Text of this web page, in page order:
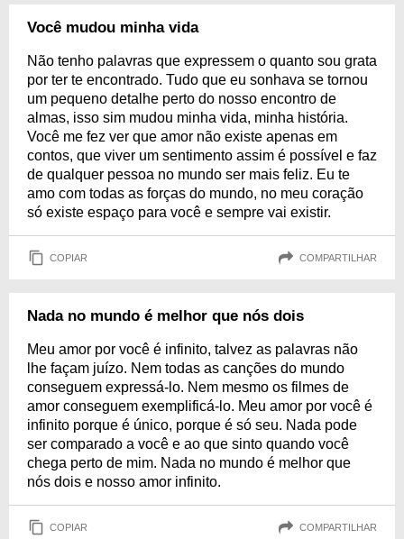
Você mudou minha vida
Não tenho palavras que expressem o quanto sou grata
por ter te encontrado. Tudo que eu sonhava se tornou
um pequeno detalhe perto do nosso encontro de
almas, isso sim mudou minha vida, minha história.
Você me fez ver que amor não existe apenas em
contos, que viver um sentimento assim é possível e faz
de qualquer pessoa no mundo ser mais feliz. Eu te
amo com todas as forças do mundo, no meu coração
só existe espaço para você e sempre vai existir.
COPIAR COMPARTILHAR
Nada no mundo é melhor que nós dois
Meu amor por você é infinito, talvez as palavras não
lhe façam juízo. Nem todas as canções do mundo
conseguem expressá-lo. Nem mesmo os filmes de
amor conseguem exemplificá-lo. Meu amor por você é
infinito porque é único, porque é só seu. Nada pode
ser comparado a você e ao que sinto quando você
chega perto de mim. Nada no mundo é melhor que
nós dois e nosso amor infinito.
COPIAR COMPARTILHAR